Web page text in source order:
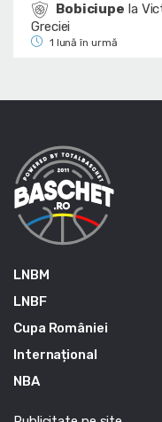
Bobiciupe la
Greciei
1 lună în urmă
LNBM
LNBF
Cupa României
Internațional
NBA